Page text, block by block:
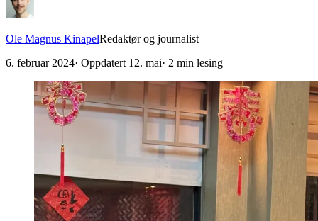
Ole Magnus KinapelRedaktør og journalist
6. februar 2024· Oppdatert 12. mai· 2 min lesing